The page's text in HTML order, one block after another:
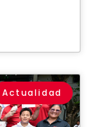
Actualidad